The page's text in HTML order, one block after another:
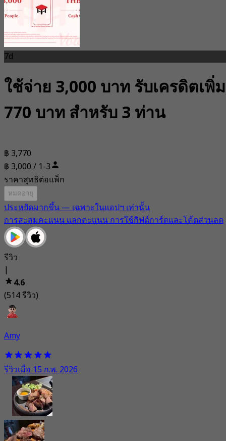
7d
ใช้จ่าย 3,000 บาท รับเครดิตเพิ่ม
770 บาท สำหรับ 3 ท่าน
฿ 3,770
฿ 3,000 / 1-3
ราคาสุทธิต่อแพ็ก
หมดอายุ
ประหยัดมากขึ้น — เฉพาะในแอปฯ เท่านั้น
การสะสมคะแนน แลกคะแนน การใช้กิฟต์การ์ดและโค้ดส่วนลด
รีวิว
|
4.6
(514 รีวิว)
Amy
รีวิวเมื่อ 15 ก.พ. 2026